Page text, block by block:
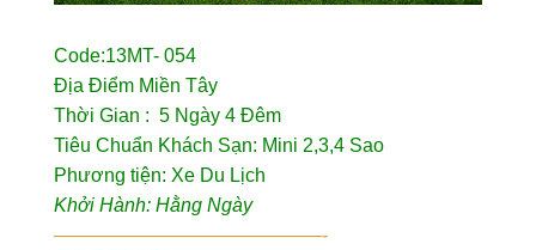
Code:13MT- 054
Địa Điểm Miền Tây
Thời Gian : 5 Ngày 4 Đêm
Tiêu Chuẩn Khách Sạn: Mini 2,3,4 Sao
Phương tiện: Xe Du Lịch
Khởi Hành: Hằng Ngày
——————————————-